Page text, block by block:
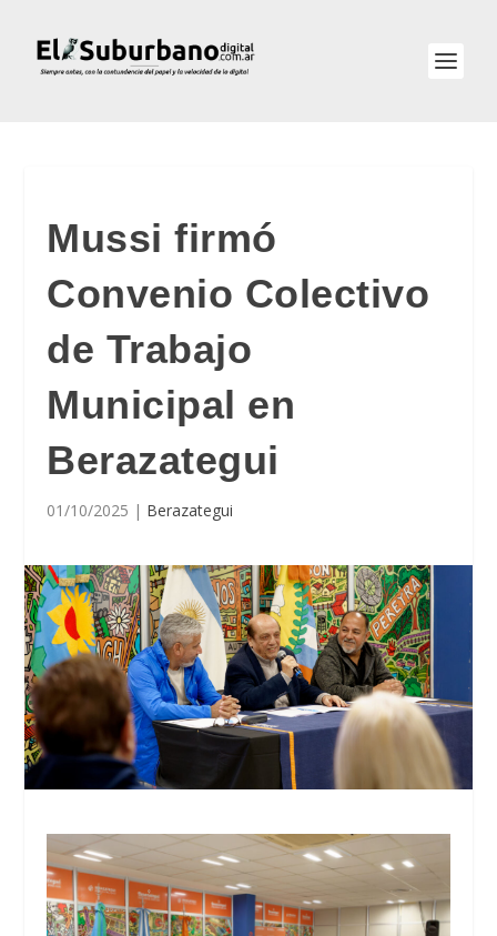
Mussi firmó
Convenio Colectivo
de Trabajo
Municipal en
Berazategui
01/10/2025 | Berazategui